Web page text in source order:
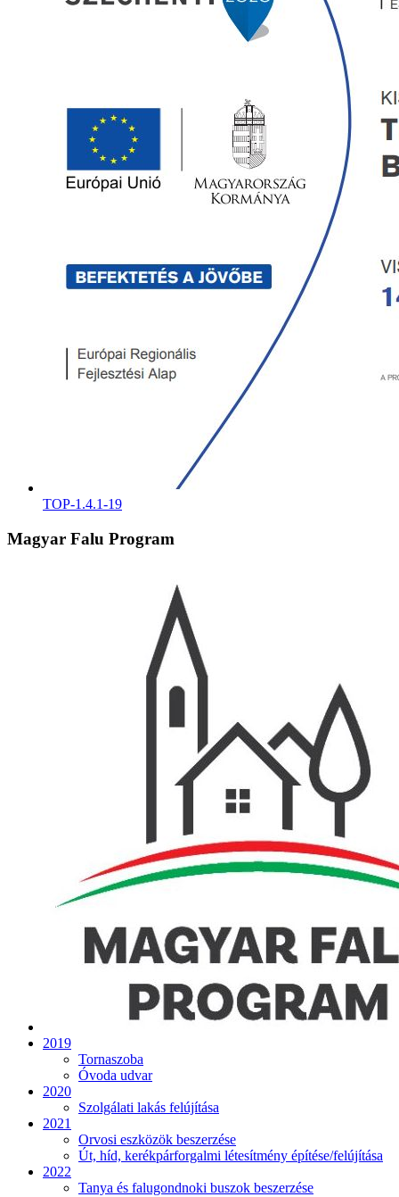
TOP-1.4.1-19
Magyar Falu Program
2019
Tornaszoba
Óvoda udvar
2020
Szolgálati lakás felújítása
2021
Orvosi eszközök beszerzése
Út, híd, kerékpárforgalmi létesítmény építése/felújítása
2022
Tanya és falugondnoki buszok beszerzése